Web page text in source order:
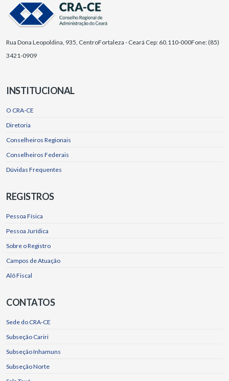
Rua Dona Leopoldina, 935, CentroFortaleza - Ceará Cep: 60.110-000Fone: (85)
3421-0909
INSTITUCIONAL
O CRA-CE
Diretoria
Conselheiros Regionais
Conselheiros Federais
Dúvidas Frequentes
REGISTROS
Pessoa Física
Pessoa Jurídica
Sobre o Registro
Campos de Atuação
Alô Fiscal
CONTATOS
Sede do CRA-CE
Subseção Cariri
Subseção Inhamuns
Subseção Norte